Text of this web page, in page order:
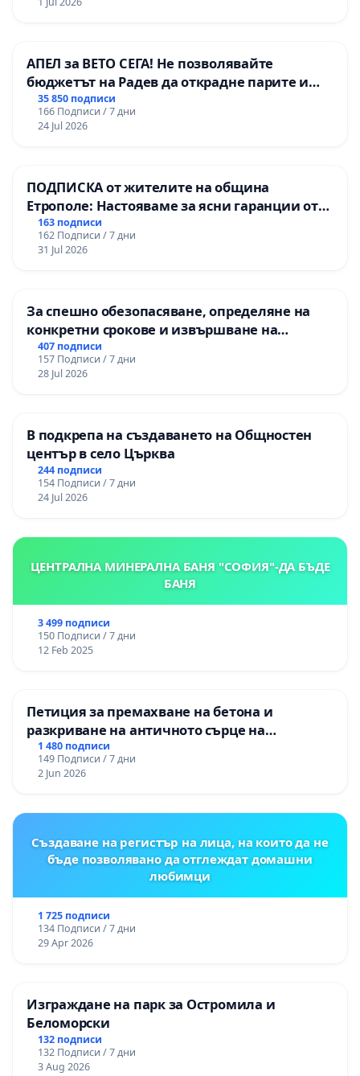
АПЕЛ за ВЕТО СЕГА! Не позволявайте
бюджетът на Радев да открадне парите и
правата ни в тъмното
35 850 подписи
166 Подписи / 7 дни
24 Jul 2026
ПОДПИСКА от жителите на община
Етрополе: Настояваме за ясни гаранции от
“Елаците-МЕД” АД и от държавата, че ще се
изпълнят всички екологични норми!
163 подписи
162 Подписи / 7 дни
31 Jul 2026
За спешно обезопасяване, определяне на
конкретни срокове и извършване на
цялостна рехабилитация на
републиканския път между пътен възел АМ
„Тракия“ - гр. Ихтиман - с. Мирово - к.к.
407 подписи
157 Подписи / 7 дни
28 Jul 2026
В подкрепа на създаването на Общностен
център в село Църква
244 подписи
154 Подписи / 7 дни
24 Jul 2026
ЦЕНТРАЛНА МИНЕРАЛНА БАНЯ "СОФИЯ"-ДА БЪДЕ
БАНЯ
3 499 подписи
150 Подписи / 7 дни
12 Feb 2025
Петиция за премахване на бетона и
разкриване на античното сърце на
Могиланската могила във Враца
1 480 подписи
149 Подписи / 7 дни
2 Jun 2026
Създаване на регистър на лица, на които да не
бъде позволявано да отглеждат домашни
любимци
1 725 подписи
134 Подписи / 7 дни
29 Apr 2026
Изграждане на парк за Остромила и
Беломорски
132 подписи
132 Подписи / 7 дни
3 Aug 2026